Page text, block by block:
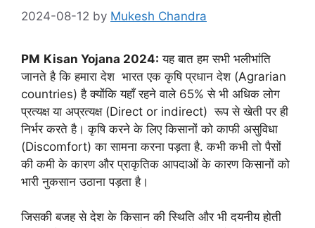
2024-08-12 by Mukesh Chandra
PM Kisan Yojana 2024: यह बात हम सभी भलीभांति
जानते है कि हमारा देश भारत एक कृषि प्रधान देश (Agrarian
countries) है क्योंकि यहाँ रहने वाले 65% से भी अधिक लोग
प्रत्यक्ष या अप्रत्यक्ष (Direct or indirect) रूप से खेती पर ही
निर्भर करते है। कृषि करने के लिए किसानों को काफी असुविधा
(Discomfort) का सामना करना पड़ता है. कभी कभी तो पैसों
की कमी के कारण और प्राकृतिक आपदाओं के कारण किसानों को
भारी नुकसान उठाना पड़ता है।
जिसकी बजह से देश के किसान की स्थिति और भी दयनीय होती